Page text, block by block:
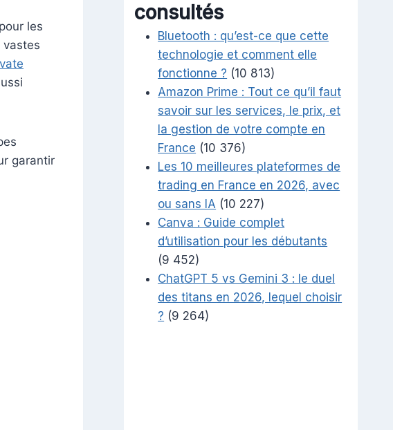
les
vastes
garantir
consultés
Bluetooth : qu’est-ce que cette
technologie et comment elle
fonctionne ? (10 813)
Amazon Prime : Tout ce qu’il faut
savoir sur les services, le prix, et
la gestion de votre compte en
France (10 376)
Les 10 meilleures plateformes de
trading en France en 2026, avec
ou sans IA (10 227)
Canva : Guide complet
d’utilisation pour les débutants
(9 452)
ChatGPT 5 vs Gemini 3 : le duel
des titans en 2026, lequel choisir
? (9 264)